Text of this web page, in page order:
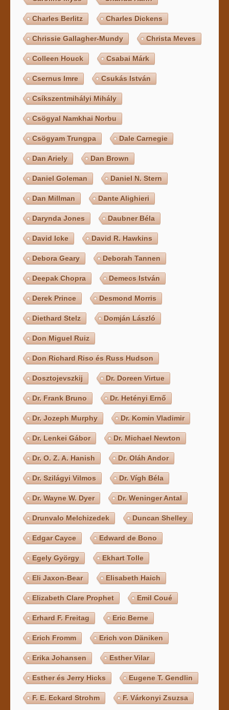
Charles Berlitz Charles Dickens
Chrissie Gallagher-Mundy Christa Meves
Colleen Houck Csabai Márk
Csernus Imre Csukás István
Csíkszentmihályi Mihály
Csögyal Namkhai Norbu
Csögyam Trungpa Dale Carnegie
Dan Ariely Dan Brown
Daniel Goleman Daniel N. Stern
Dan Millman Dante Alighieri
Darynda Jones Daubner Béla
David Icke David R. Hawkins
Debora Geary Deborah Tannen
Deepak Chopra Demecs István
Derek Prince Desmond Morris
Diethard Stelz Domján László
Don Miguel Ruiz
Don Richard Riso és Russ Hudson
Dosztojevszkij Dr. Doreen Virtue
Dr. Frank Bruno Dr. Hetényi Ernő
Dr. Jozeph Murphy Dr. Komin Vladimir
Dr. Lenkei Gábor Dr. Michael Newton
Dr. O. Z. A. Hanish Dr. Oláh Andor
Dr. Szilágyi Vilmos Dr. Vígh Béla
Dr. Wayne W. Dyer Dr. Weninger Antal
Drunvalo Melchizedek Duncan Shelley
Edgar Cayce Edward de Bono
Egely György Ekhart Tolle
Eli Jaxon-Bear Elisabeth Haich
Elizabeth Clare Prophet Emil Coué
Erhard F. Freitag Eric Berne
Erich Fromm Erich von Däniken
Erika Johansen Esther Vilar
Esther és Jerry Hicks Eugene T. Gendlin
F. E. Eckard Strohm F. Várkonyi Zsuzsa